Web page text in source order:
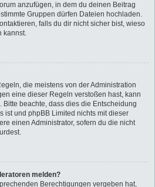
anzufügen, in dem du deinen Beitrag
Gruppen dürfen Dateien hochladen.
falls du dir nicht sicher bist, wieso
kannst.
die meistens von der Administration
eine dieser Regeln verstoßen hast, kann
beachte, dass dies die Entscheidung
ist und phpBB Limited nichts mit dieser
einen Administrator, sofern du die nicht
melden?
Berechtigungen vergeben hat,